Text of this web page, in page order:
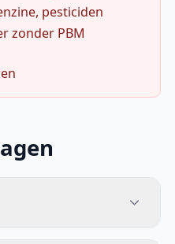
pesticiden
zonder PBM